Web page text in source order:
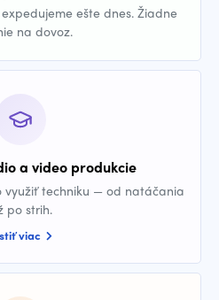
ešte dnes. Žiadne
na dovoz.
a video produkcie
využiť techniku — od natáčania
po strih.
viac